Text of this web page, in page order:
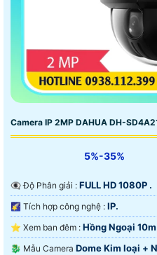
Camera IP 2MP DAHUA DH-
5%-35%
👁️‍🗨 Độ Phân giải : FULL HD 1080P .
🌠 Tích hợp công nghệ : IP.
⭐ Xem ban đêm : Hồng Ngoại
🐉️ Mẫu Camera Dome Kim loại +